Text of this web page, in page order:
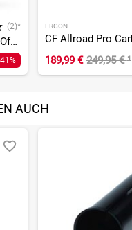
(2)*
LT Sattelstütze - 400 mm / 0 mm Offset
ERGON
189,99 € 249,95 €¹
AUCH